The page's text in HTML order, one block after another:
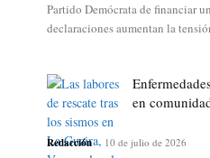
Partido Demócrata de financiar
declaraciones aumentan la
en
Redacción - 10 de julio de 2026